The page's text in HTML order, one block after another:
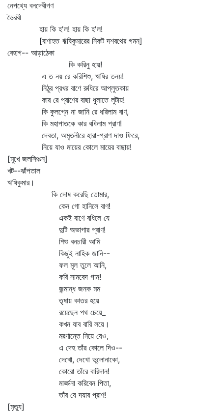
নেপথ্যে বনদেবীগণ
ভৈরবী
হায় কি হ'ল! হায় কি হ'ল!
[বাণাহত ঋষিকুমারের নিকট দশরথের গমন]
বেহাগ-- আড়াঠেকা
কি করিনু হায়!
এ ত নয় রে করিশিশু, ঋষির তনয়!
নিঠুর প্রখর বাণে রুধিরে আপ্লুতকায়
কার রে প্রাণের বাছা ধুলাতে লুটায়!
কি কুলগ্নে না জানি রে ধরিলাম বাণ,
কি মহাপাতকে কার বধিলাম প্রাণ!
দেবতা, অমৃতনীরে হারা-প্রাণ দাও ফিরে,
নিয়ে যাও মায়ের কোলে মায়ের বাছায়!
[মুখে জলসিঞ্চন]
খট--ঝাঁপতাল
ঋষিকুমার।
কি দোষ করেছি তোমার,
কেন গো হানিলে বাণ!
একই বাণে বধিলে যে
দুটি অভাগার প্রাণ!
শিশু বনচারী আমি
কিছুই নাহিক জানি--
ফল মূল তুলে আনি,
করি সামবেদ গান!
জন্মান্ধ জনক মম
তৃষায় কাতর হয়ে
রয়েছেন পথ চেয়ে_
কখন যাব বারি লয়ে।
মরণান্তে নিয়ে যেও,
এ দেহ তাঁর কোলে দিও--
দেখো, দেখো ভুলোনাকো,
কোরো তাঁরে বারিদান!
মার্জ্জনা করিবেন পিতা,
তাঁর যে দয়ার প্রাণ!
[মৃত্যু]